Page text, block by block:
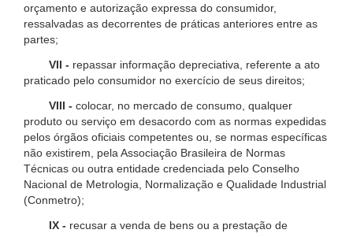
orçamento e autorização expressa do consumidor,
ressalvadas as decorrentes de práticas anteriores entre as
partes;
VII - repassar informação depreciativa, referente a ato
praticado pelo consumidor no exercício de seus direitos;
VIII - colocar, no mercado de consumo, qualquer
produto ou serviço em desacordo com as normas expedidas
pelos órgãos oficiais competentes ou, se normas específicas
não existirem, pela Associação Brasileira de Normas
Técnicas ou outra entidade credenciada pelo Conselho
Nacional de Metrologia, Normalização e Qualidade Industrial
(Conmetro);
IX - recusar a venda de bens ou a prestação de